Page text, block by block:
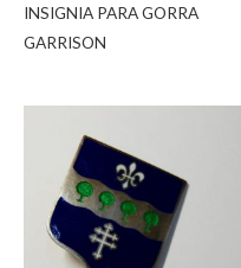
INSIGNIA PARA GORRA
GARRISON